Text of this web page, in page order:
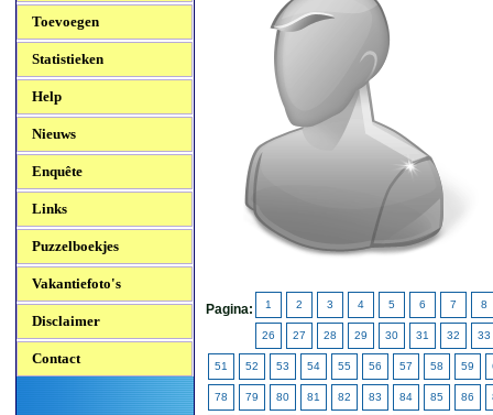
Toevoegen
Statistieken
Help
Nieuws
Enquête
Links
Puzzelboekjes
Vakantiefoto's
Disclaimer
Contact
Pagina: 1 2 3 4 5 6 7 8
26 27 28 29 30 31 32 33
51 52 53 54 55 56 57 58 59
78 79 80 81 82 83 84 85 86